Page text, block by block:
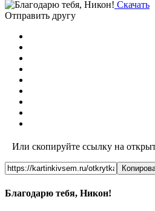
Скачать
Отправить другу
Или скопируйте ссылку на
Благодарю тебя, Никон!